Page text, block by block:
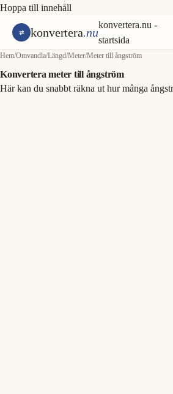
Hoppa till innehåll
konvertera.nu
konvertera.nu -
startsida
Hem/Omvandla/Längd/Meter/Meter till ångström
Konvertera meter till ångström
Här kan du snabbt räkna ut hur många